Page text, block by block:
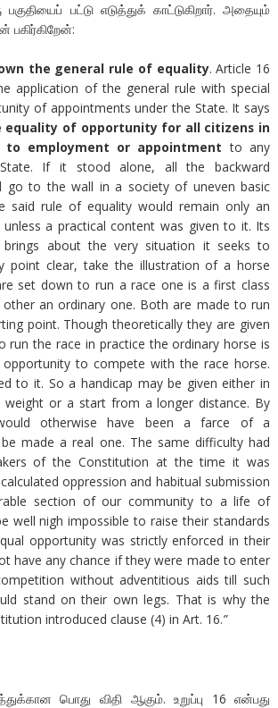
பட்டு எடுத்துக் காட்டுகிறார். அதையும்
பகிர்கிறேன்:
the general rule of equality. Article 16
application of the general rule with special
of appointments under the State. It says
equality of opportunity for all citizens in
employment or appointment to any
If it stood alone, all the backward
go to the wall in a society of uneven basic
said rule of equality would remain only an
a practical content was given to it. Its
brings about the very situation it seeks to
point clear, take the illustration of a horse
set down to run a race one is a first class
an ordinary one. Both are made to run
point. Though theoretically they are given
run the race in practice the ordinary horse is
to compete with the race horse.
to it. So a handicap may be given either in
or a start from a longer distance. By
otherwise have been a farce of a
made a real one. The same difficulty had
of the Constitution at the time it was
oppression and habitual submission
section of our community to a life of
well nigh impossible to raise their standards
opportunity was strictly enforced in their
have any chance if they were made to enter
without adventitious aids till such
stand on their own legs. That is why the
introduced clause (4) in Art. 16.”
பொது விதி ஆகும். உறுப்பு 16 என்பது